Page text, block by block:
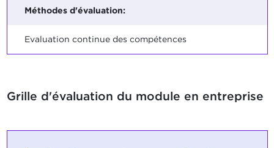
Méthodes d'évaluation:
Evaluation continue des compétences
Grille d'évaluation du module en entreprise